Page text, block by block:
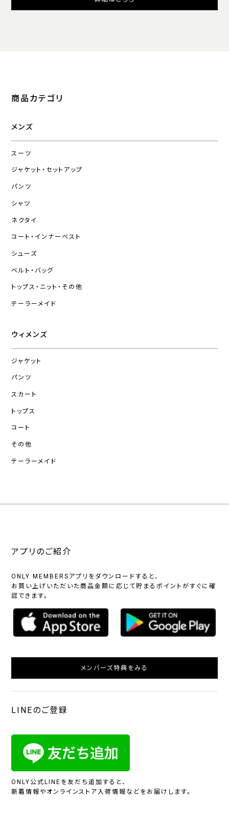
商品カテゴリ
メンズ
スーツ
ジャケット・セットアップ
パンツ
シャツ
ネクタイ
コート・インナーベスト
シューズ
ベルト・バッグ
トップス・ニット・その他
テーラーメイド
ウィメンズ
ジャケット
パンツ
スカート
トップス
コート
その他
テーラーメイド
アプリのご紹介
ONLY MEMBERSアプリをダウンロードすると、
お買い上げいただいた商品金額に応じて貯まるポイントがすぐに確
認できます。
メンバーズ特典をみる
LINEのご登録
ONLY公式LINEを友だち追加すると、
新着情報やオンラインストア入荷情報などをお届けします。